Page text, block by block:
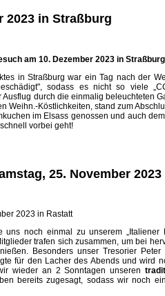
2023 in Straßburg
am 10. Dezember 2023 in Straßburg
in Straßburg war ein Tag nach der
sodass es nicht so viele
durch die einmalig beleuchteten
Weihn.-Köstlichkeiten, stand zum
im Elsass genossen und auch
vorbei geht!
25. November
2023 in Rastatt
uns noch einmal zu unserem
trafen sich zusammen, um bei
Besonders unser Tresorier
für den Lacher des Abends und wird
wieder an 2 Sonntagen unseren
bereits zugesagt, sodass wir noch